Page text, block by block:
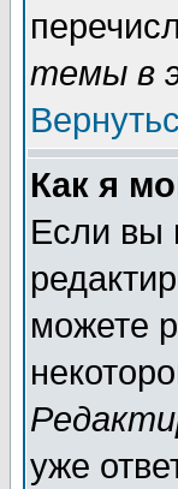
темы в
Как я
Если вы
можете
уже